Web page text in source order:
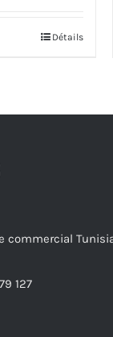
Détails
commercial
127